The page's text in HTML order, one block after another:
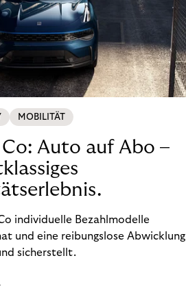
MOBILITÄT
Auto auf Abo –
individuelle Bezahlmodelle
und eine reibungslose Abwicklung
sicherstellt.